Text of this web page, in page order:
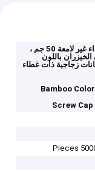
برطمانات زجاجية سوداء غير لامعة 50 جم ،
باللون
زجاجية ذات غطاء
Bamboo
Screw